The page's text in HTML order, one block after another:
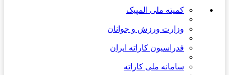
کمیته ملی المپیک
وزارت ورزش و جوانان
فدراسیون کاراته ایران
سامانه ملی کاراته